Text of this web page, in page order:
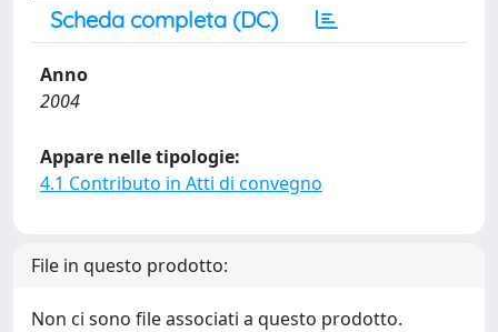
Scheda completa (DC)
Anno
2004
Appare nelle tipologie:
4.1 Contributo in Atti di convegno
File in questo prodotto:
Non ci sono file associati a questo prodotto.